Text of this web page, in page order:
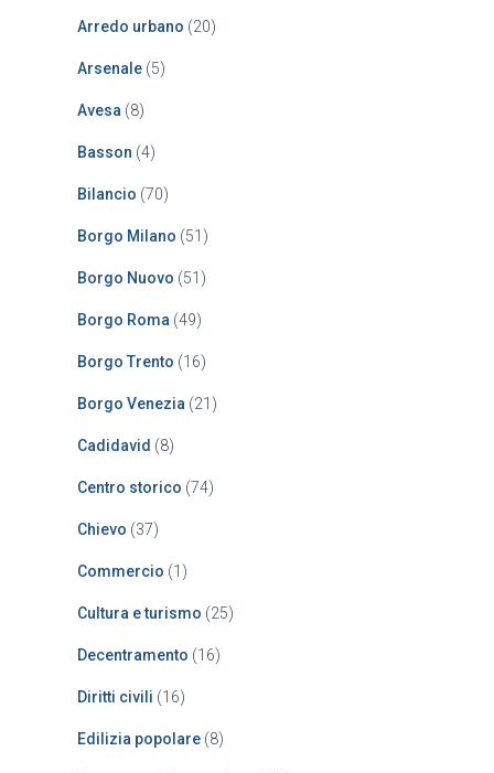
Arredo urbano (20)
Arsenale (5)
Avesa (8)
Basson (4)
Bilancio (70)
Borgo Milano (51)
Borgo Nuovo (51)
Borgo Roma (49)
Borgo Trento (16)
Borgo Venezia (21)
Cadidavid (8)
Centro storico (74)
Chievo (37)
Commercio (1)
Cultura e turismo (25)
Decentramento (16)
Diritti civili (16)
Edilizia popolare (8)